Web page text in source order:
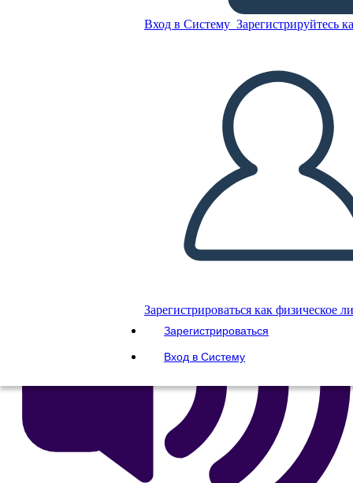
Вход в Систему Зарегистрируйтесь
Зарегистрироваться как физическое
Зарегистрироваться
Вход в Систему
Скопируйте эту раскадровку
СОЗДАТЬ РАСКАДРОВКУ
ВОСПРОИЗВЕСТИ СЛАЙД-ШОУ
ПОЧИТАЙ МНЕ